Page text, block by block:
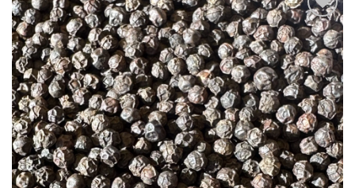
Ajouter
à la liste
d’envies